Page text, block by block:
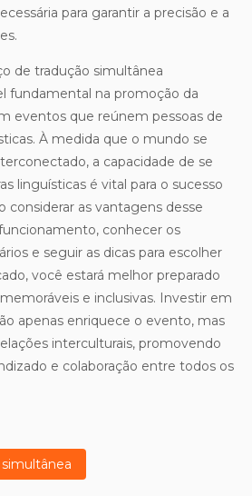
para garantir a precisão e a
de tradução simultânea
fundamental na promoção da
eventos que reúnem pessoas de
À medida que o mundo se
a capacidade de se
linguísticas é vital para o sucesso
considerar as vantagens desse
conhecer os
e seguir as dicas para escolher
você estará melhor preparado
e inclusivas. Investir em
apenas enriquece o evento, mas
interculturais, promovendo
e colaboração entre todos os